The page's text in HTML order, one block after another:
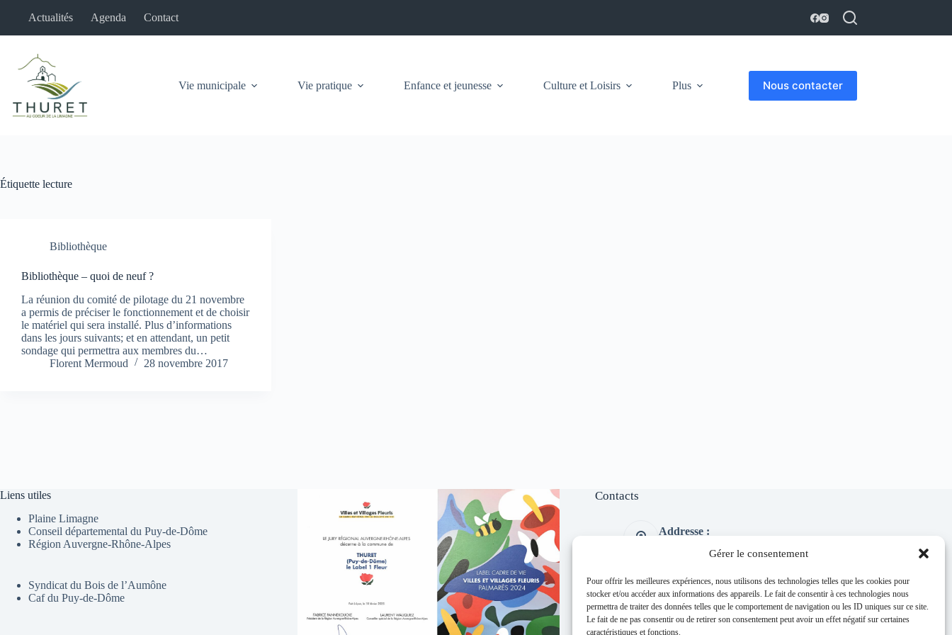
Gérer le consentement
Pour offrir les meilleures expériences, nous utilisons des technologies telles que les cookies pour
stocker et/ou accéder aux informations des appareils. Le fait de consentir à ces technologies nous
permettra de traiter des données telles que le comportement de navigation ou les ID uniques sur ce site.
Le fait de ne pas consentir ou de retirer son consentement peut avoir un effet négatif sur certaines
caractéristiques et fonctions.
Actualités Agenda Contact
Vie municipale Vie pratique Enfance et jeunesse Culture et Loisirs Plus Nous contacter
Étiquette lecture
Bibliothèque
Bibliothèque – quoi de neuf ?
La réunion du comité de pilotage du 21 novembre
a permis de préciser le fonctionnement et de choisir
le matériel qui sera installé. Plus d’informations
dans les jours suivants; et en attendant, un petit
sondage qui permettra aux membres du…
Florent Mermoud
28 novembre 2017
Liens utiles
Plaine Limagne
Conseil départemental du Puy-de-Dôme
Région Auvergne-Rhône-Alpes
Syndicat du Bois de l’Aumône
Caf du Puy-de-Dôme
Contacts
Addresse :
04 73 97 91 58
E-mail :
mairie@thuret.fr
Permanences :